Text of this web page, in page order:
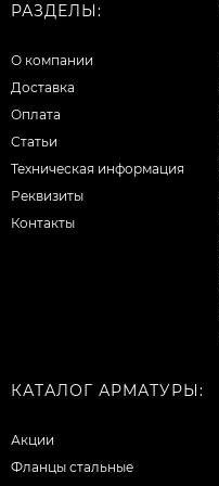
РАЗДЕЛЫ:
О компании
Доставка
Оплата
Статьи
Техническая информация
Реквизиты
Контакты
КАТАЛОГ АРМАТУРЫ:
Акции
Фланцы стальные